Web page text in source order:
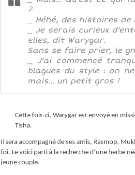
?
_ Héhé, des histoires
_ Je serais curieux
elles, dit Warygar.
Sans se faire prier, le
_ J'ai commencé
blagues du style : on
mais... un petit gros !
Cette fois-ci, Warygar est envoyé en
Tisha.
Il sera accompagné de ses amis, Rasmop,
foi. Le voici parti à la recherche d’une herbe
jeune couple.